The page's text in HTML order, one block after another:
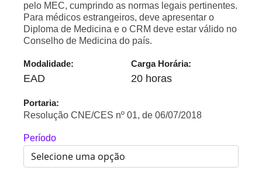
pelo MEC, cumprindo as normas legais pertinentes.
Para médicos estrangeiros, deve apresentar o
Diploma de Medicina e o CRM deve estar válido no
Conselho de Medicina do país.
Modalidade:
EAD
Carga Horária:
20 horas
Portaria:
Resolução CNE/CES nº 01, de 06/07/2018
Período